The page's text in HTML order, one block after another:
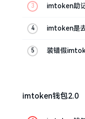
imtoken助
imtoken是
装错假
imtoken钱包2.0